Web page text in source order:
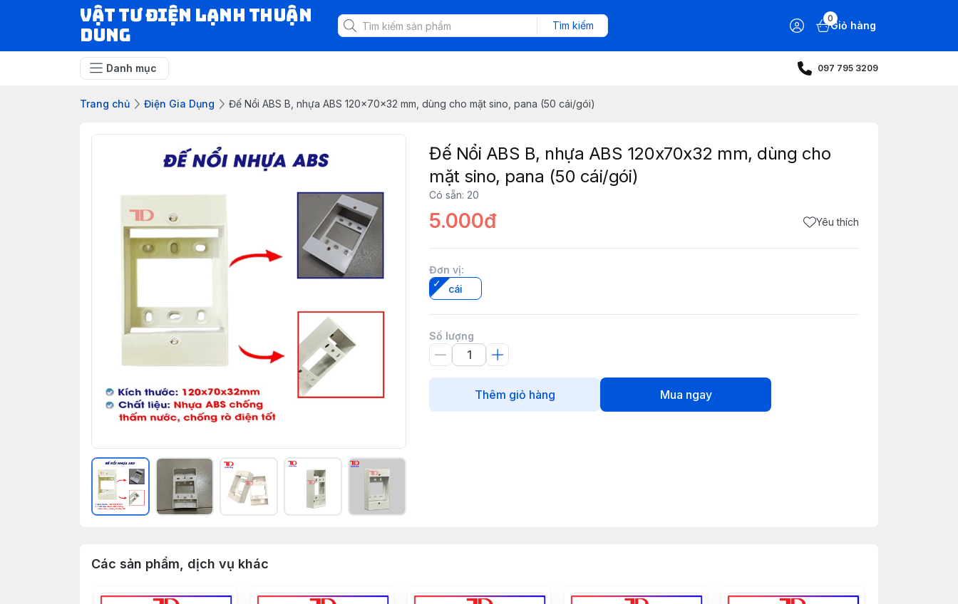
VẬT TƯ ĐIỆN LẠNH THUẬN
DUNG
Tìm kiếm
0
Giỏ hàng
Danh mục 097 795 3209
Trang chủ Điện Gia Dụng Đế Nổi ABS B, nhựa ABS 120x70x32 mm, dùng cho mặt sino, pana (50 cái/gói)
Đế Nổi ABS B, nhựa ABS 120x70x32 mm, dùng cho
mặt sino, pana (50 cái/gói)
Có sẵn: 20
5.000đ Yêu thích
Đơn vị:
cái
Số lượng
Thêm giỏ hàng Mua ngay
Các sản phẩm, dịch vụ khác